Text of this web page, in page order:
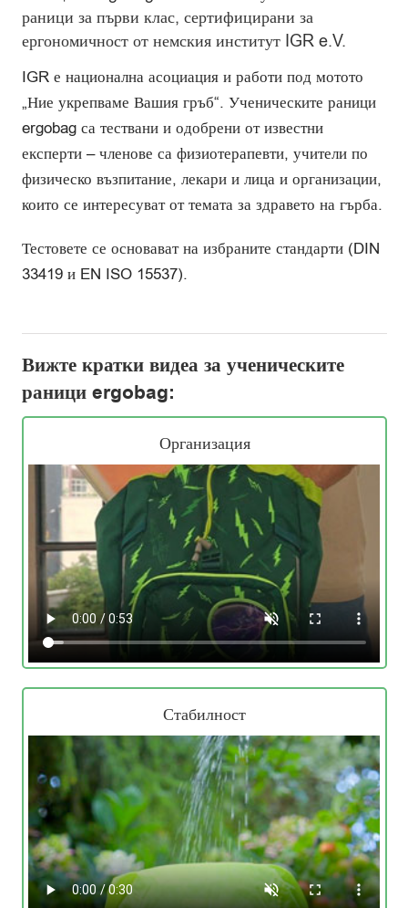
раници за първи клас, сертифицирани за
ергономичност от немския институт IGR e.V.
IGR е национална асоциация и работи под мотото
„Ние укрепваме Вашия гръб“. Ученическите раници
ergobag са тествани и одобрени от известни
експерти – членове са физиотерапевти, учители по
физическо възпитание, лекари и лица и организации,
които се интересуват от темата за здравето на гърба.
Тестовете се основават на избраните стандарти (DIN
33419 и EN ISO 15537).
Вижте кратки видеа за ученическите
раници ergobag:
Организация
Стабилност